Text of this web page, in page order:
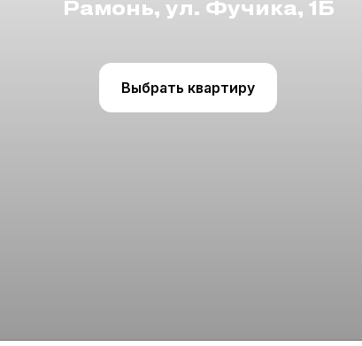
Рамонь, ул. Фучика, 1Б
Выбрать квартиру